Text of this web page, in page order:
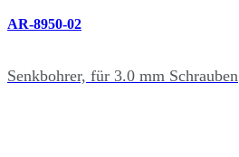
AR-8950-02
Senkbohrer, für 3.0 mm Schrauben